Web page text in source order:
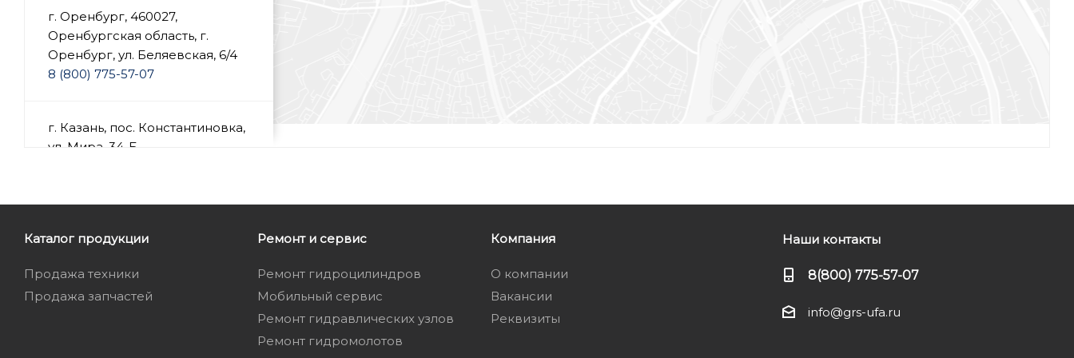
г. Оренбург, 460027,
Оренбургская область, г.
Оренбург, ул. Беляевская, 6/4
‭8 (800) 775-57-07
г. Казань, пос. Константиновка,
ул. Мира, 34-Б
Республика, Завьяловский р-н,
этаж.
8 (800) 775-57-07
Каталог продукции
Продажа техники
Продажа запчастей
Ремонт и сервис
Ремонт гидроцилиндров
Мобильный сервис
Ремонт гидравлических узлов
Ремонт гидромолотов
Компания
О компании
Вакансии
Реквизиты
Наши контакты
8(800) 775-57-07
info@grs-ufa.ru